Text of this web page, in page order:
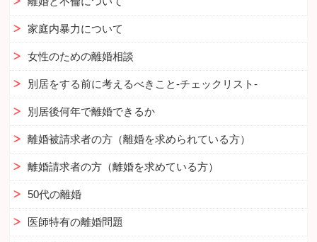
家庭内暴力について
女性のための離婚相談
別居をする前に考えるべきこと-チェックリスト-
別居後何年で離婚できるか
離婚被請求者の方（離婚を求められている方）
離婚請求者の方（離婚を求めている方）
50代の離婚
医師特有の離婚問題